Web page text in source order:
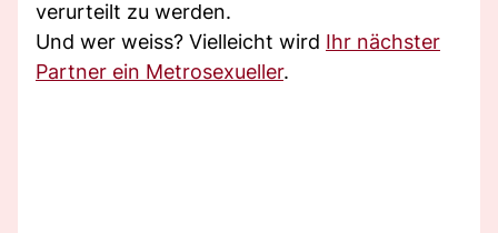
verurteilt zu werden.
Und wer weiss? Vielleicht wird Ihr nächster
Partner ein Metrosexueller.